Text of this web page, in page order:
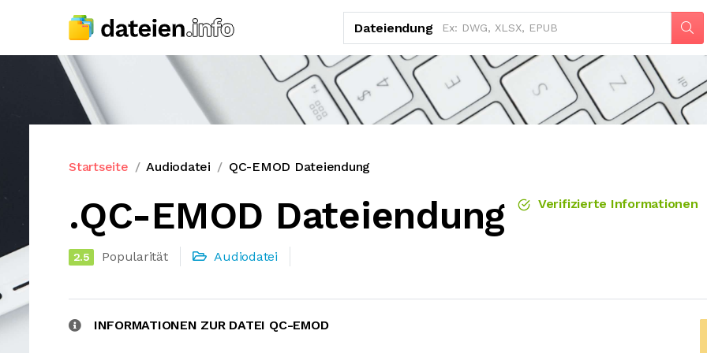
Dateiendung
Startseite Audiodatei QC-EMOD Dateiendung
.QC-EMOD Dateiendung Verifizierte Informationen
2.5 Popularität Audiodatei
INFORMATIONEN ZUR DATEI QC-EMOD